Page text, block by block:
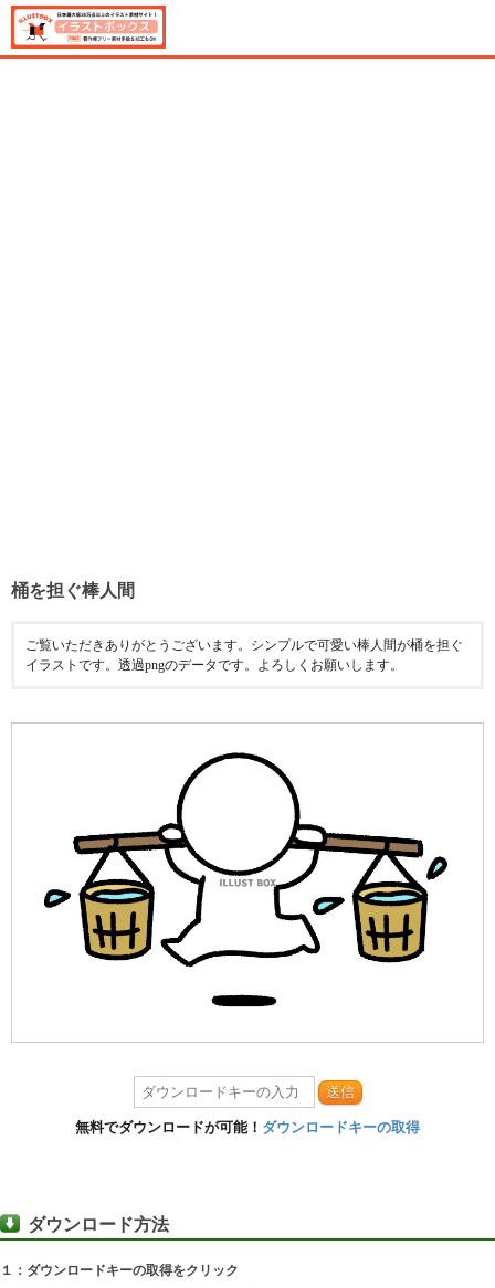
桶を担ぐ棒人間
ご覧いただきありがとうございます。シンプルで可愛い棒人間が桶を担ぐ
イラストです。透過pngのデータです。よろしくお願いします。
送信
無料でダウンロードが可能！ ダウンロードキーの取得
ダウンロード方法
１：ダウンロードキーの取得をクリック